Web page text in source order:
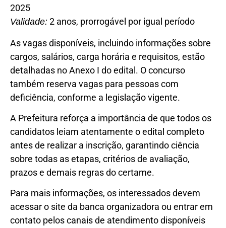
2025
Validade: 2 anos, prorrogável por igual período
As vagas disponíveis, incluindo informações sobre
cargos, salários, carga horária e requisitos, estão
detalhadas no Anexo I do edital. O concurso
também reserva vagas para pessoas com
deficiência, conforme a legislação vigente.
A Prefeitura reforça a importância de que todos os
candidatos leiam atentamente o edital completo
antes de realizar a inscrição, garantindo ciência
sobre todas as etapas, critérios de avaliação,
prazos e demais regras do certame.
Para mais informações, os interessados devem
acessar o site da banca organizadora ou entrar em
contato pelos canais de atendimento disponíveis